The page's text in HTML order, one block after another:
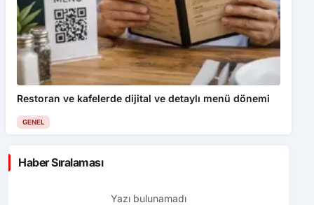
Restoran ve kafelerde dijital ve detaylı menü dönemi
GENEL
Haber Sıralaması
Yazı bulunamadı